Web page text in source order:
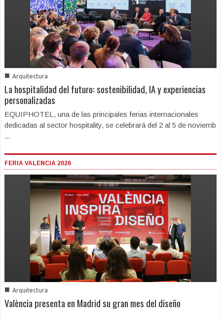
■ Arquitectura
La hospitalidad del futuro: sostenibilidad, IA y experiencias
personalizadas
EQUIPHOTEL, una de las principales ferias internacionales
dedicadas al sector hospitality, se celebrará del 2 al 5 de noviemb
...
FERIA VALENCIA 2026
■ Arquitectura
València presenta en Madrid su gran mes del diseño